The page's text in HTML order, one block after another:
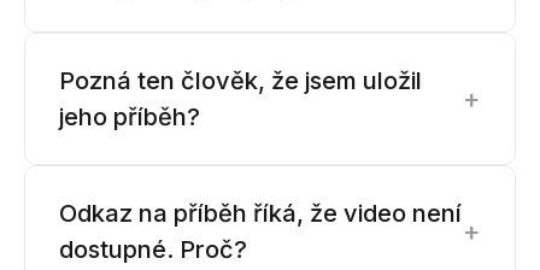
Pozná ten člověk, že jsem uložil
jeho příběh?
+
Odkaz na příběh říká, že video není
dostupné. Proč?
+